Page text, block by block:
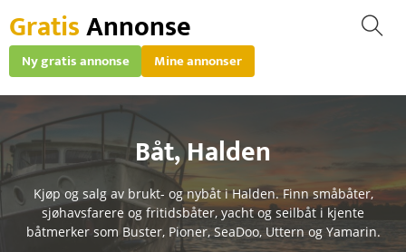
GratisAnnonse
Ny gratis annonse Mine annonser
Båt,Halden
Kjøp og salg av brukt- og nybåt i Halden. Finn småbåter,
sjøhavsfarere og fritidsbåter, yacht og seilbåt i kjente
båtmerker som Buster, Pioner, SeaDoo, Uttern og Yamarin.